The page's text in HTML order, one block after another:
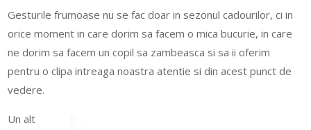
Gesturile frumoase nu se fac doar in sezonul cadourilor, ci in
orice moment in care dorim sa facem o mica bucurie, in care
ne dorim sa facem un copil sa zambeasca si sa ii oferim
pentru o clipa intreaga noastra atentie si din acest punct de
vedere.
Un alt